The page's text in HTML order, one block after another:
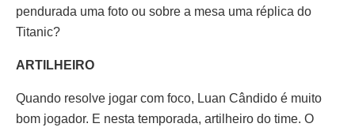
pendurada uma foto ou sobre a mesa uma réplica do
Titanic?
ARTILHEIRO
Quando resolve jogar com foco, Luan Cândido é muito
bom jogador. E nesta temporada, artilheiro do time. O